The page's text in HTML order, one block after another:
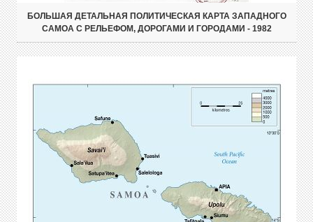
БОЛЬШАЯ ДЕТАЛЬНАЯ ПОЛИТИЧЕСКАЯ КАРТА ЗАПАДНОГО
САМОА С РЕЛЬЕФОМ, ДОРОГАМИ И ГОРОДАМИ - 1982